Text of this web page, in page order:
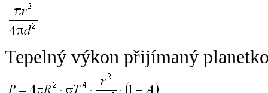
Tepelný výkon přijímaný